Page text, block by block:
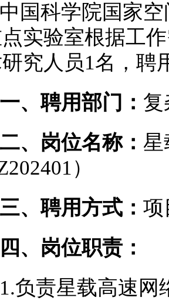
中国科学院国家
实验室根据工
究人员1名，聘
一、聘用部门： 复
二、岗位名称：星
）
三、聘用方式：项
四、岗位职责：
1.负责星载高速